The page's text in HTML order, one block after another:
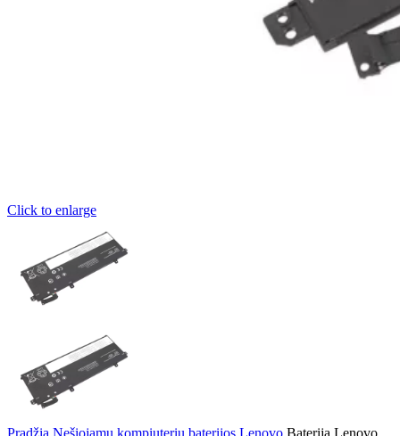
Click to enlarge
Pradžia Nešiojamų kompiuterių baterijos Lenovo Baterija Lenovo